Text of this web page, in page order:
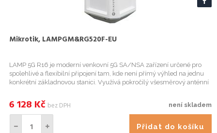
Mikrotik, LAMPGM&RG520F-EU
LAMP 5G R16 je moderní venkovní 5G SA/NSA zařízení určené pro
spolehlivé a flexibilní připojení tam, kde není přímý výhled na jednu
konkrétní základnovou stanici. Využívá pokročilý všesměrový anténní
není skladem
6 128 Kč bez DPH
Přidat do košíku